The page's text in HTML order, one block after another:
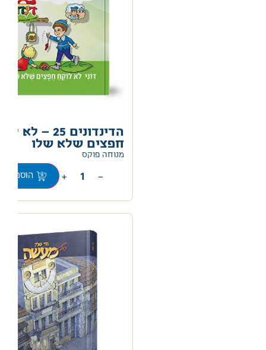
הדינדונים 25 – לא
חפצים שלא שלו
מנוחה פוקס
−
+ הוספה